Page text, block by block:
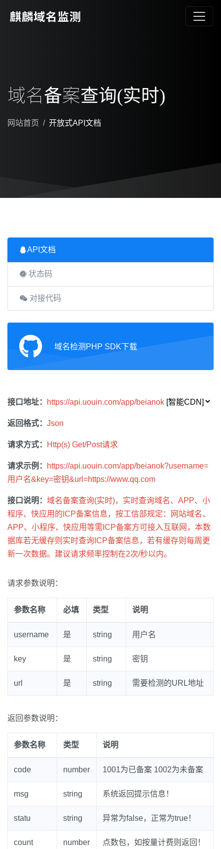
域名备案查询(实时)
网站首页 开放式API文档
API文档
状态码
对接代码
域名检测PHP SDK下载
接口地址： https://api.uouin.com/app/beianok
返回格式： Json
请求方式： Http(s) Get/Post请求
请求示例：
https://api.uouin.com/app/beianok?username=
用户名&key=密钥&url=https://www.qq.com
接口说明： 域名备案查询(实时)，实时查询域名、APP、小
程序、快应用的ICP备案信息，按工信部规定：网站域名、
APP、小程序、快应用等需ICP备案方可接入互联网，本数
据库若无缓存则实时查询ICP备案信息，若有缓存则每周更
新一次数据。建议请求频率控制在2次/秒以内。
请求参数说明：
参数名称 必填 类型 说明
username 是 string 用户名
key 是 string 密钥
url 是 string 需要检测的URL地址
返回参数说明：
参数名称 类型 说明
code number 1001为已备案 1002为未备案
msg string 系统返回提示信息！
statu string 异常为false，正常为true！
count number 点数包，如按量计费则返回！